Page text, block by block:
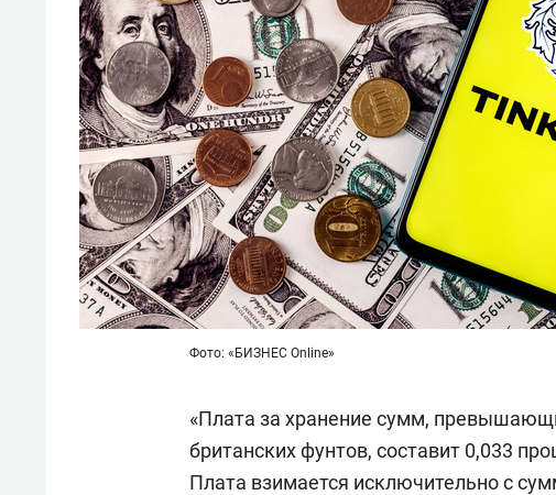
Фото: «БИЗНЕС Online»
«Плата за хранение сумм,
британских фунтов, составит 0,033
Плата взимается исключительно с